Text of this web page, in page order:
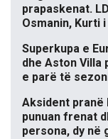
prapaskenat.
Osmanin, Kurti
Superkupa e
dhe Aston Villa
e parë të
Aksident
punuan frenat
persona, dy në